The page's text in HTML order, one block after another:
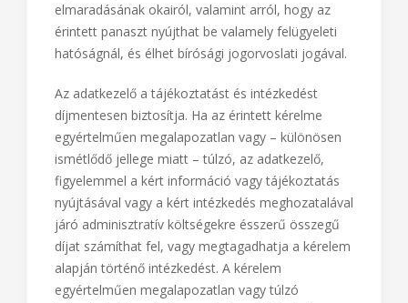
elmaradásának okairól, valamint arról, hogy az
érintett panaszt nyújthat be valamely felügyeleti
hatóságnál, és élhet bírósági jogorvoslati jogával.
Az adatkezelő a tájékoztatást és intézkedést
díjmentesen biztosítja. Ha az érintett kérelme
egyértelműen megalapozatlan vagy – különösen
ismétlődő jellege miatt – túlzó, az adatkezelő,
figyelemmel a kért információ vagy tájékoztatás
nyújtásával vagy a kért intézkedés meghozatalával
járó adminisztratív költségekre ésszerű összegű
díjat számíthat fel, vagy megtagadhatja a kérelem
alapján történő intézkedést. A kérelem
egyértelműen megalapozatlan vagy túlzó